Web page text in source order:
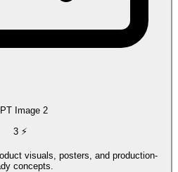
Image 2
3 ⚡
visuals, posters, and production-
concepts.